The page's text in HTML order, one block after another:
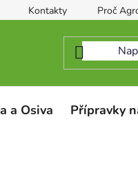
Kontakty Proč
a Osiva Přípravky